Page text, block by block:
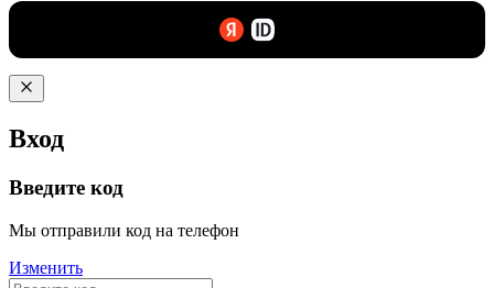
Вход
Введите код
Мы отправили код на телефон
Изменить